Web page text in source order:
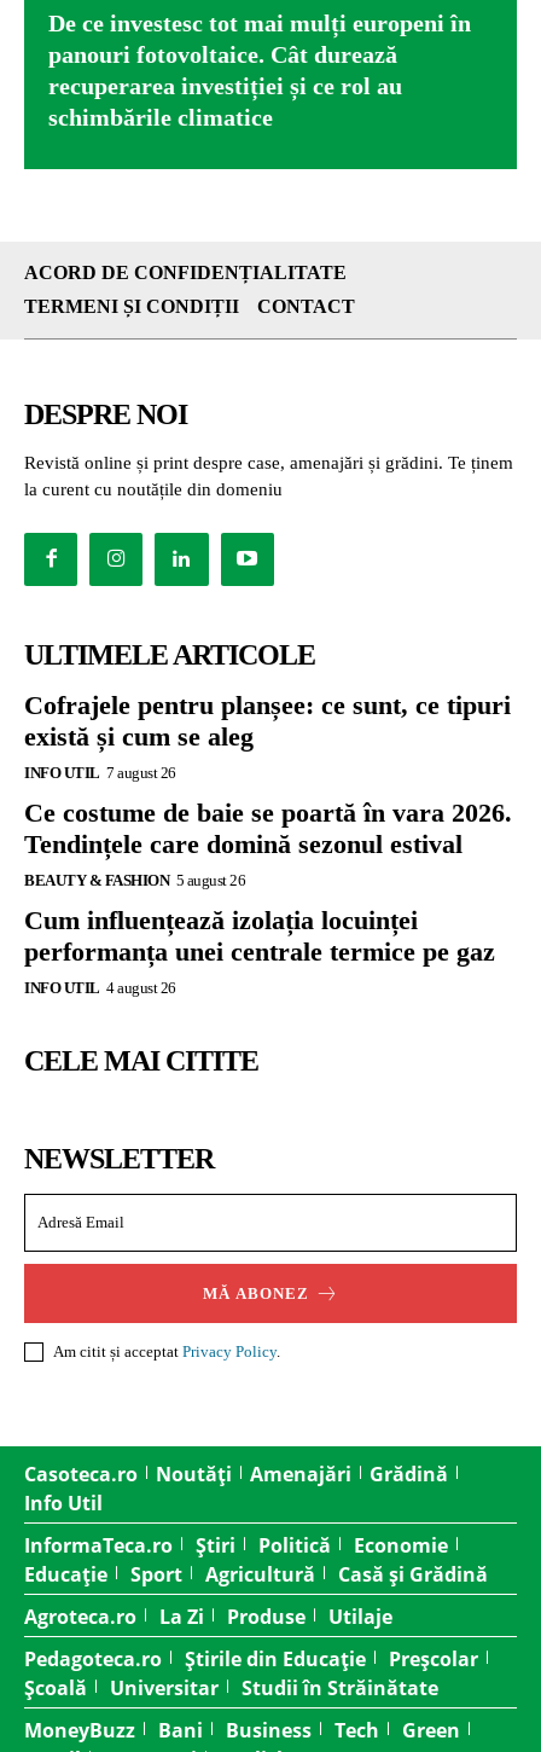
De ce investesc tot mai mulți europeni în
panouri fotovoltaice. Cât durează
recuperarea investiției și ce rol au
schimbările climatice
ACORD DE CONFIDENȚIALITATE
TERMENI ȘI CONDIȚII
CONTACT
DESPRE NOI
Revistă online și print despre case, amenajări și grădini. Te ținem
la curent cu noutățile din domeniu
ULTIMELE ARTICOLE
Cofrajele pentru planșee: ce sunt, ce tipuri
există și cum se aleg
INFO UTIL 7 august 26
Ce costume de baie se poartă în vara 2026.
Tendințele care domină sezonul estival
BEAUTY & FASHION 5 august 26
Cum influențează izolația locuinței
performanța unei centrale termice pe gaz
INFO UTIL 4 august 26
CELE MAI CITITE
NEWSLETTER
MĂ ABONEZ
Am citit și acceptat Privacy Policy.
Casoteca.ro Noutăți Amenajări
Grădină
Info Util
InformaTeca.ro
Știri Politică
Economie
Educație
Sport Agricultură
Casă și Grădină
Agroteca.ro
La Zi Produse
Utilaje
Pedagoteca.ro
Știrile din Educație
Preșcolar
Școală
Universitar
Studii în Străinătate
MoneyBuzz
Bani Business Tech
Green